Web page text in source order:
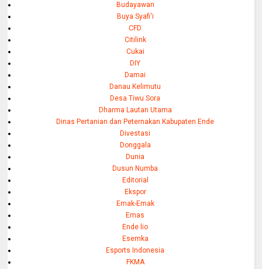
Budayawan
Buya Syafi'i
CFD
Citilink
Cukai
DIY
Damai
Danau Kelimutu
Desa Tiwu Sora
Dharma Lautan Utama
Dinas Pertanian dan Peternakan Kabupaten Ende
Divestasi
Donggala
Dunia
Dusun Numba
Editorial
Ekspor
Emak-Emak
Emas
Ende lio
Esemka
Esports Indonesia
FKMA